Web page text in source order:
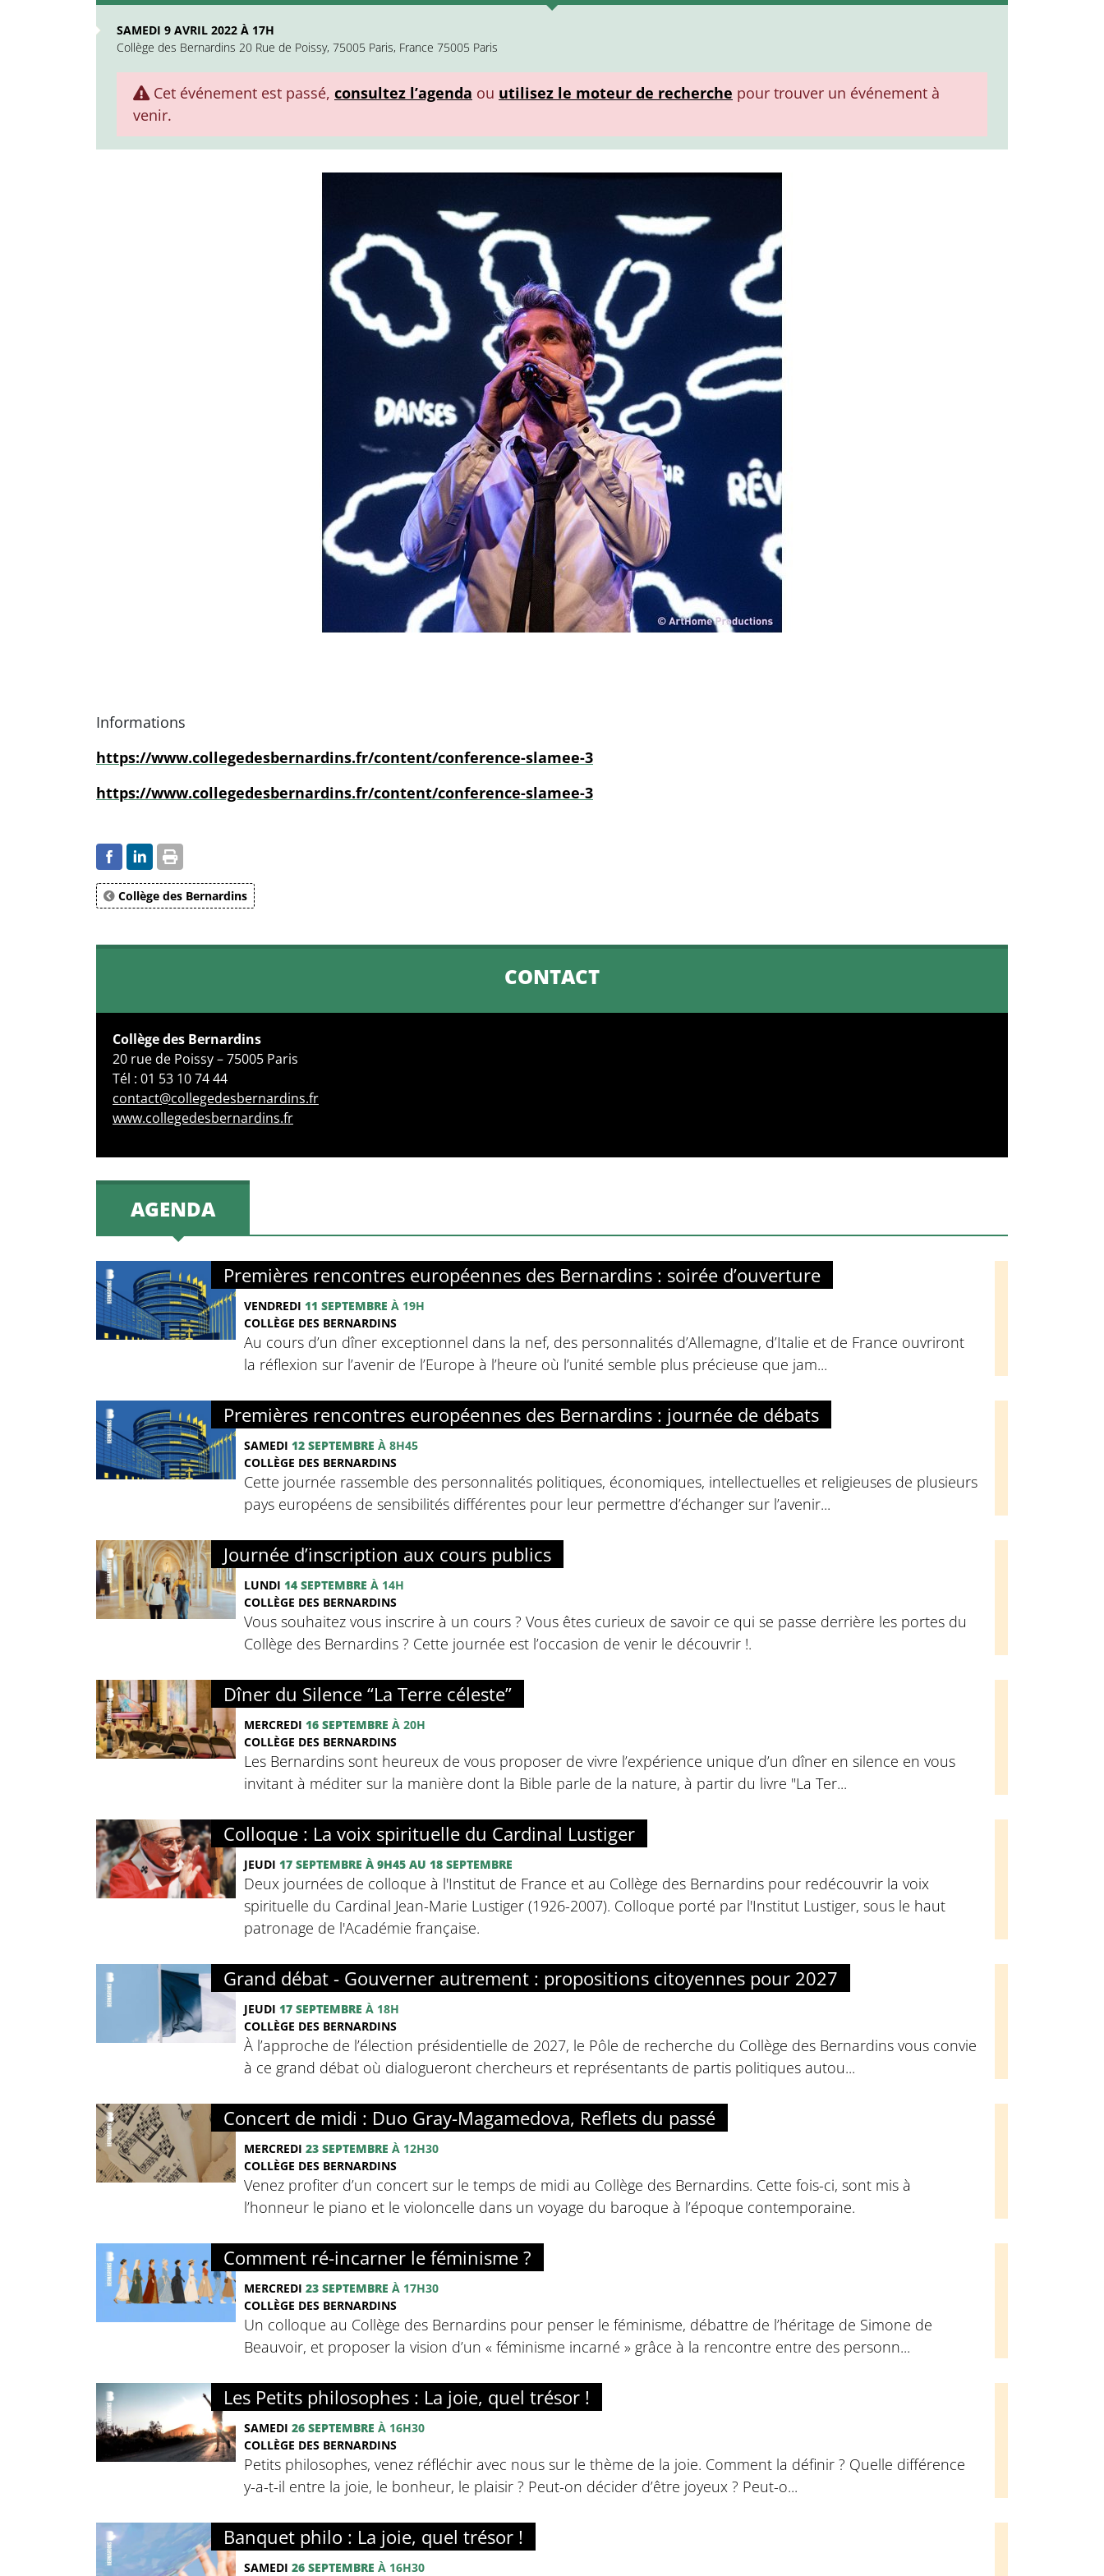
SAMEDI 9 AVRIL 2022 À 17H
Collège des Bernardins 20 Rue de Poissy, 75005 Paris, France 75005 Paris
Cet événement est passé, consultez l’agenda ou utilisez le moteur de recherche pour trouver un événement à
venir.
Informations
https://www.collegedesbernardins.fr/content/conference-slamee-3
https://www.collegedesbernardins.fr/content/conference-slamee-3
Collège des Bernardins
CONTACT
Collège des Bernardins
20 rue de Poissy – 75005 Paris
Tél : 01 53 10 74 44
contact@collegedesbernardins.fr
www.collegedesbernardins.fr
AGENDA
Premières rencontres européennes des Bernardins : soirée d’ouverture
VENDREDI 11 SEPTEMBRE À 19H
COLLÈGE DES BERNARDINS
Au cours d’un dîner exceptionnel dans la nef, des personnalités d’Allemagne, d’Italie et de France ouvriront
la réflexion sur l’avenir de l’Europe à l’heure où l’unité semble plus précieuse que jam...
Premières rencontres européennes des Bernardins : journée de débats
SAMEDI 12 SEPTEMBRE À 8H45
COLLÈGE DES BERNARDINS
Cette journée rassemble des personnalités politiques, économiques, intellectuelles et religieuses de plusieurs
pays européens de sensibilités différentes pour leur permettre d’échanger sur l’avenir...
Journée d’inscription aux cours publics
LUNDI 14 SEPTEMBRE À 14H
COLLÈGE DES BERNARDINS
Vous souhaitez vous inscrire à un cours ? Vous êtes curieux de savoir ce qui se passe derrière les portes du
Collège des Bernardins ? Cette journée est l’occasion de venir le découvrir !.
Dîner du Silence “La Terre céleste”
MERCREDI 16 SEPTEMBRE À 20H
COLLÈGE DES BERNARDINS
Les Bernardins sont heureux de vous proposer de vivre l’expérience unique d’un dîner en silence en vous
invitant à méditer sur la manière dont la Bible parle de la nature, à partir du livre "La Ter...
Colloque : La voix spirituelle du Cardinal Lustiger
JEUDI 17 SEPTEMBRE À 9H45 AU 18 SEPTEMBRE
Deux journées de colloque à l'Institut de France et au Collège des Bernardins pour redécouvrir la voix
spirituelle du Cardinal Jean-Marie Lustiger (1926-2007). Colloque porté par l'Institut Lustiger, sous le haut
patronage de l'Académie française.
Grand débat - Gouverner autrement : propositions citoyennes pour 2027
JEUDI 17 SEPTEMBRE À 18H
COLLÈGE DES BERNARDINS
À l’approche de l’élection présidentielle de 2027, le Pôle de recherche du Collège des Bernardins vous convie
à ce grand débat où dialogueront chercheurs et représentants de partis politiques autou...
Concert de midi : Duo Gray-Magamedova, Reflets du passé
MERCREDI 23 SEPTEMBRE À 12H30
COLLÈGE DES BERNARDINS
Venez profiter d’un concert sur le temps de midi au Collège des Bernardins. Cette fois-ci, sont mis à
l’honneur le piano et le violoncelle dans un voyage du baroque à l’époque contemporaine.
Comment ré-incarner le féminisme ?
MERCREDI 23 SEPTEMBRE À 17H30
COLLÈGE DES BERNARDINS
Un colloque au Collège des Bernardins pour penser le féminisme, débattre de l’héritage de Simone de
Beauvoir, et proposer la vision d’un « féminisme incarné » grâce à la rencontre entre des personn...
Les Petits philosophes : La joie, quel trésor !
SAMEDI 26 SEPTEMBRE À 16H30
COLLÈGE DES BERNARDINS
Petits philosophes, venez réfléchir avec nous sur le thème de la joie. Comment la définir ? Quelle différence
y-a-t-il entre la joie, le bonheur, le plaisir ? Peut-on décider d’être joyeux ? Peut-o...
Banquet philo : La joie, quel trésor !
SAMEDI 26 SEPTEMBRE À 16H30